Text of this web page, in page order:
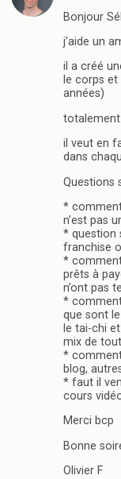
Bonjour
j’aide un
il a créé
le corps et
années)
totalement
il veut en
dans
Questions
*
n’est pas
* question
franchise
*
prêts à
n’ont pas
*
que sont
le tai-chi
mix de
*
blog,
* faut il
cours
Merci bcp
Bonne
Olivier F